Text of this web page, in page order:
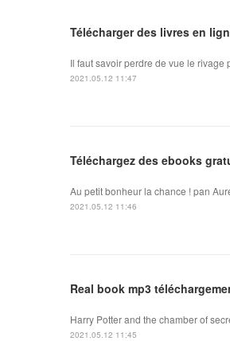
Télécharger des livres en
Il faut savoir perdre de vue le
2021.05.12 11:47
Téléchargez des ebooks
Au petit bonheur la chance ! pan
2021.05.12 11:46
Real book mp3
Harry Potter and the chamber of
2021.05.12 11:45